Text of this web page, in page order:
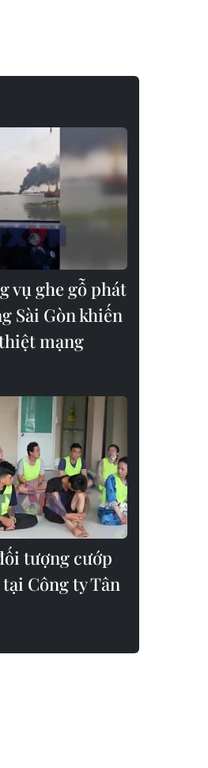
vụ ghe gỗ phát
Sài Gòn khiến
mạng
tượng cướp
Công ty Tân